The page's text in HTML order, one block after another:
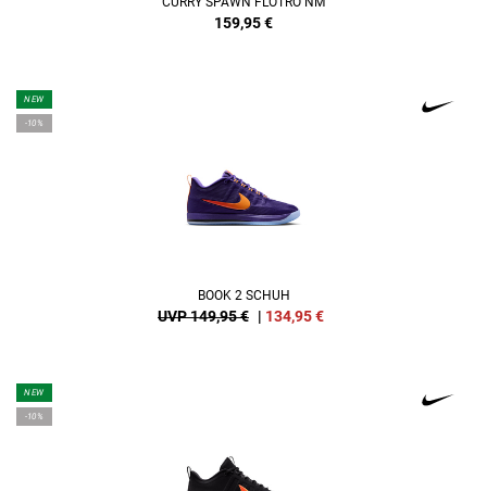
159,95€
NEW
-10%
BOOK 2 SCHUH
UVP 149,95 € | 134,95€
NEW
-10%